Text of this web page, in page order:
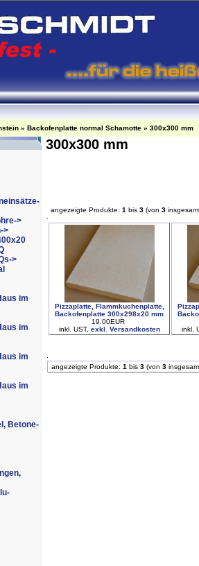
» Backofenplatte normal Schamotte » 300x300 mm
>
->
>
im
im
im
im
Betone-
300x300 mm
angezeigte Produkte: 1 bis 3 (von 3
Pizzaplatte, Flammkuchenplatte,
Backofenplatte 300x298x20 mm
19.00EUR
inkl. UST, exkl. Versandkosten
inkl.
angezeigte Produkte: 1 bis 3 (von 3